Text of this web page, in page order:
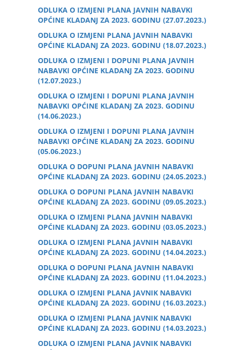
ODLUKA O IZMJENI PLANA JAVNIH NABAVKI
OPĆINE KLADANJ ZA 2023. GODINU (27.07.2023.)
ODLUKA O IZMJENI PLANA JAVNIH NABAVKI
OPĆINE KLADANJ ZA 2023. GODINU (18.07.2023.)
ODLUKA O IZMJENI I DOPUNI PLANA JAVNIH
NABAVKI OPĆINE KLADANJ ZA 2023. GODINU
(12.07.2023.)
ODLUKA O IZMJENI I DOPUNI PLANA JAVNIH
NABAVKI OPĆINE KLADANJ ZA 2023. GODINU
(14.06.2023.)
ODLUKA O IZMJENI I DOPUNI PLANA JAVNIH
NABAVKI OPĆINE KLADANJ ZA 2023. GODINU
(05.06.2023.)
ODLUKA O DOPUNI PLANA JAVNIH NABAVKI
OPĆINE KLADANJ ZA 2023. GODINU (24.05.2023.)
ODLUKA O DOPUNI PLANA JAVNIH NABAVKI
OPĆINE KLADANJ ZA 2023. GODINU (09.05.2023.)
ODLUKA O IZMJENI PLANA JAVNIH NABAVKI
OPĆINE KLADANJ ZA 2023. GODINU (03.05.2023.)
ODLUKA O IZMJENI PLANA JAVNIH NABAVKI
OPĆINE KLADANJ ZA 2023. GODINU (14.04.2023.)
ODLUKA O DOPUNI PLANA JAVNIH NABAVKI
OPĆINE KLADANJ ZA 2023. GODINU (11.04.2023.)
ODLUKA O IZMJENI PLANA JAVNIK NABAVKI
OPĆINE KLADANJ ZA 2023. GODINU (16.03.2023.)
ODLUKA O IZMJENI PLANA JAVNIK NABAVKI
OPĆINE KLADANJ ZA 2023. GODINU (14.03.2023.)
ODLUKA O IZMJENI PLANA JAVNIK NABAVKI